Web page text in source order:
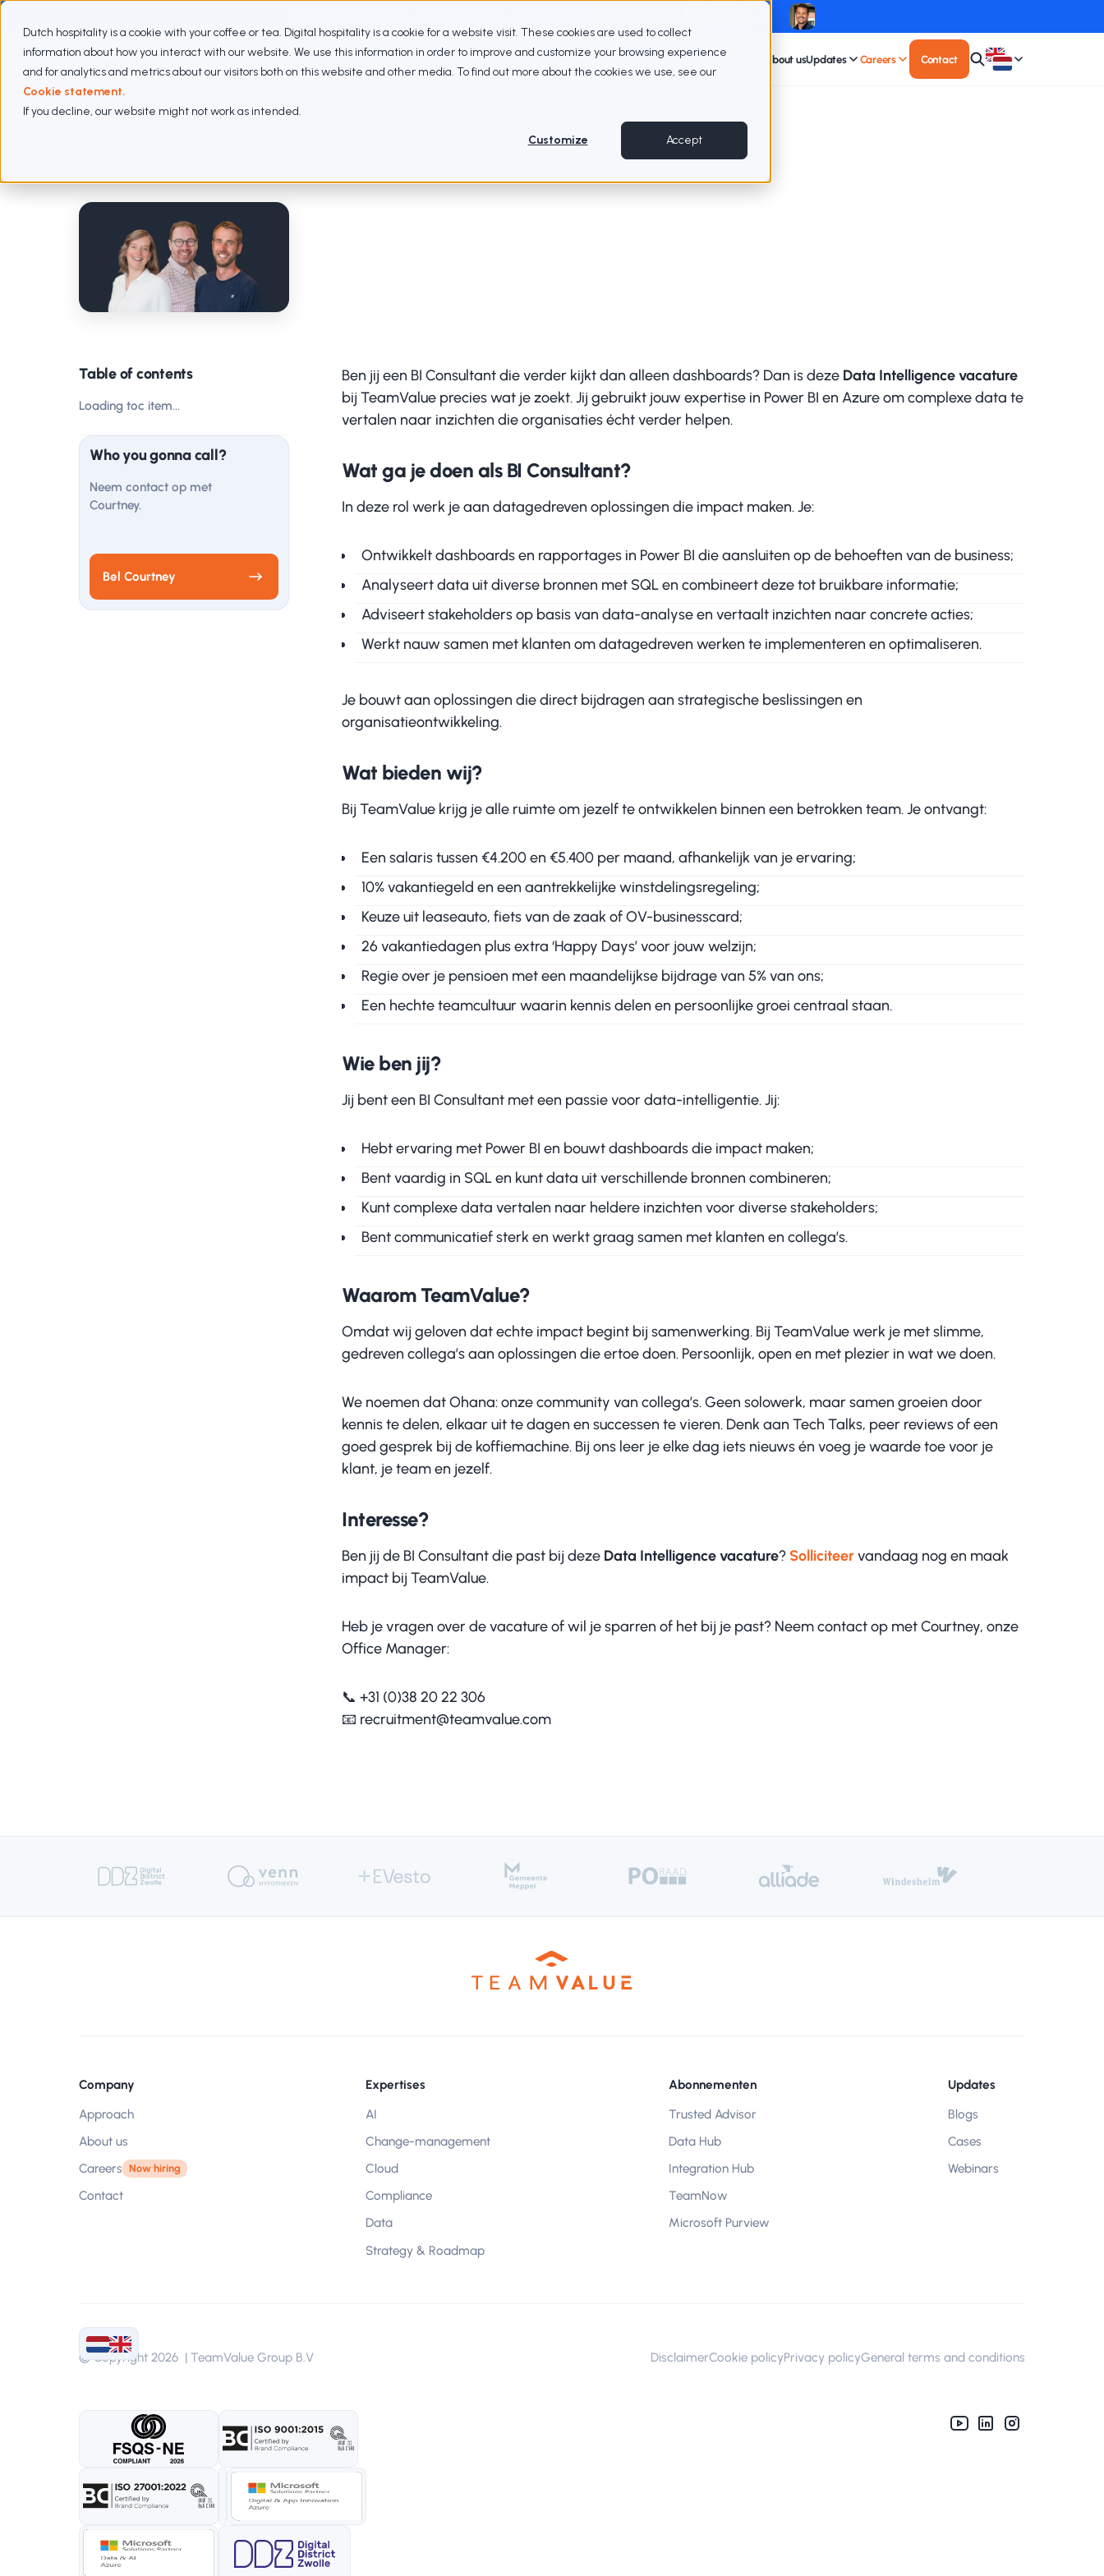
Dutch hospitality is a cookie with your coffee or tea. Digital hospitality is a cookie for a website visit. These cookies are used to collect
information about how you interact with our website. We use this information in order to improve and customize your browsing experience
and for analytics and metrics about our visitors both on this website and other media. To find out more about the cookies we use, see our
Cookie statement.
If you decline, our website might not work as intended.
Customize Accept
Expertises Subscriptions ApproachCases About usUpdates Careers Contact
Data Intelligence vacature
Table of contents
Loading toc item...
Who you gonna call?
Neem contact op met
Courtney.
Bel Courtney
Ben jij een BI Consultant die verder kijkt dan alleen dashboards? Dan is deze Data Intelligence vacature
bij TeamValue precies wat je zoekt. Jij gebruikt jouw expertise in Power BI en Azure om complexe data te
vertalen naar inzichten die organisaties écht verder helpen.
Wat ga je doen als BI Consultant?
In deze rol werk je aan datagedreven oplossingen die impact maken. Je:
Ontwikkelt dashboards en rapportages in Power BI die aansluiten op de behoeften van de business;
Analyseert data uit diverse bronnen met SQL en combineert deze tot bruikbare informatie;
Adviseert stakeholders op basis van data-analyse en vertaalt inzichten naar concrete acties;
Werkt nauw samen met klanten om datagedreven werken te implementeren en optimaliseren.
Je bouwt aan oplossingen die direct bijdragen aan strategische beslissingen en
organisatieontwikkeling.
Wat bieden wij?
Bij TeamValue krijg je alle ruimte om jezelf te ontwikkelen binnen een betrokken team. Je ontvangt:
Een salaris tussen €4.200 en €5.400 per maand, afhankelijk van je ervaring;
10% vakantiegeld en een aantrekkelijke winstdelingsregeling;
Keuze uit leaseauto, fiets van de zaak of OV-businesscard;
26 vakantiedagen plus extra ‘Happy Days’ voor jouw welzijn;
Regie over je pensioen met een maandelijkse bijdrage van 5% van ons;
Een hechte teamcultuur waarin kennis delen en persoonlijke groei centraal staan.
Wie ben jij?
Jij bent een BI Consultant met een passie voor data-intelligentie. Jij:
Hebt ervaring met Power BI en bouwt dashboards die impact maken;
Bent vaardig in SQL en kunt data uit verschillende bronnen combineren;
Kunt complexe data vertalen naar heldere inzichten voor diverse stakeholders;
Bent communicatief sterk en werkt graag samen met klanten en collega’s.
Waarom TeamValue?
Omdat wij geloven dat echte impact begint bij samenwerking. Bij TeamValue werk je met slimme,
gedreven collega’s aan oplossingen die ertoe doen. Persoonlijk, open en met plezier in wat we doen.
We noemen dat Ohana: onze community van collega’s. Geen solowerk, maar samen groeien door
kennis te delen, elkaar uit te dagen en successen te vieren. Denk aan Tech Talks, peer reviews of een
goed gesprek bij de koffiemachine. Bij ons leer je elke dag iets nieuws én voeg je waarde toe voor je
klant, je team en jezelf.
Interesse?
Ben jij de BI Consultant die past bij deze Data Intelligence vacature? Solliciteervandaag nog en maak
impact bij TeamValue.
Heb je vragen over de vacature of wil je sparren of het bij je past? Neem contact op met Courtney, onze
Office Manager:
📞 +31 (0)38 20 22 306
📧 recruitment@teamvalue.com
Company
Approach
About us
Careers Now hiring
Contact
Expertises
AI
Change-management
Cloud
Compliance
Data
Strategy & Roadmap
Abonnementen
Trusted Advisor
Data Hub
Integration Hub
TeamNow
Microsoft Purview
Updates
Blogs
Cases
Webinars
© Copyright 2026 | TeamValue Group B.V DisclaimerCookie policyPrivacy policyGeneral terms and conditions